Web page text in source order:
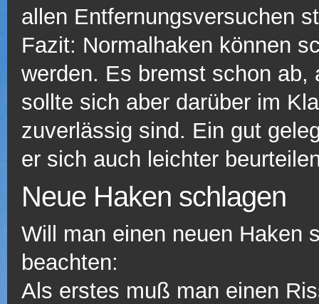
allen Entfernungsversuchen
Fazit: Normalhaken können
werden. Es bremst schon
sollte sich aber darüber im
zuverlässig sind. Ein gut
er sich auch leichter
Neue Haken schlagen
Will man einen neuen Haken
beachten:
Als erstes muß man einen